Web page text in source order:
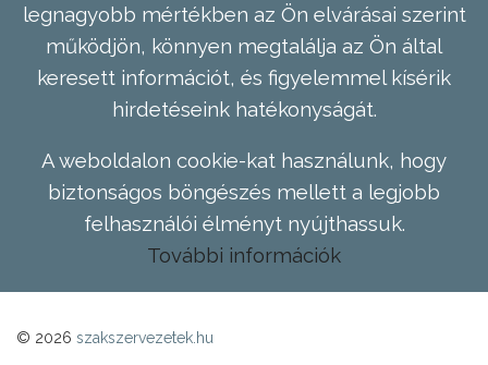
legnagyobb mértékben az Ön elvárásai szerint
működjön, könnyen megtalálja az Ön által
keresett információt, és figyelemmel kísérik
hirdetéseink hatékonyságát.
A weboldalon cookie-kat használunk, hogy
biztonságos böngészés mellett a legjobb
felhasználói élményt nyújthassuk.
További információk
© 2026 szakszervezetek.hu